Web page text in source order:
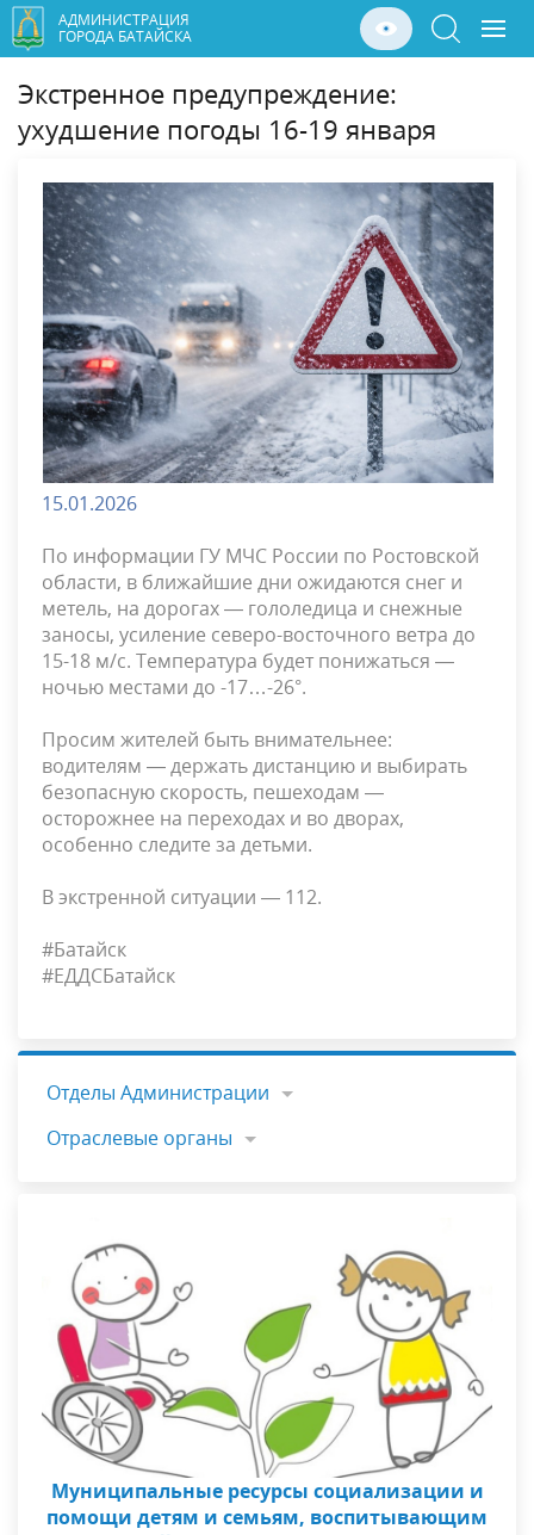
АДМИНИСТРАЦИЯ
ГОРОДА БАТАЙСКА
Экстренное предупреждение:
ухудшение погоды 16-19 января
15.01.2026
По информации ГУ МЧС России по Ростовской
области, в ближайшие дни ожидаются снег и
метель, на дорогах — гололедица и снежные
заносы, усиление северо-восточного ветра до
15-18 м/с. Температура будет понижаться —
ночью местами до -17…-26°.
Просим жителей быть внимательнее:
водителям — держать дистанцию и выбирать
безопасную скорость, пешеходам —
осторожнее на переходах и во дворах,
особенно следите за детьми.
В экстренной ситуации — 112.
#Батайск
#ЕДДСБатайск
Отделы Администрации
Отраслевые органы
Муниципальные ресурсы социализации и
помощи детям и семьям, воспитывающим